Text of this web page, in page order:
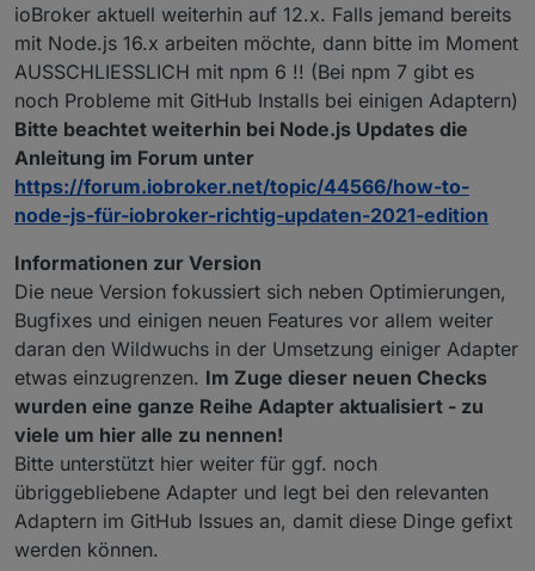
ioBroker aktuell weiterhin auf 12.x. Falls jemand bereits
mit Node.js 16.x arbeiten möchte, dann bitte im Moment
AUSSCHLIESSLICH mit npm 6 !! (Bei npm 7 gibt es
noch Probleme mit GitHub Installs bei einigen Adaptern)
Bitte beachtet weiterhin bei Node.js Updates die
Anleitung im Forum unter
https://forum.iobroker.net/topic/44566/how-to-
node-js-für-iobroker-richtig-updaten-2021-edition
Informationen zur Version
Die neue Version fokussiert sich neben Optimierungen,
Bugfixes und einigen neuen Features vor allem weiter
daran den Wildwuchs in der Umsetzung einiger Adapter
etwas einzugrenzen. Im Zuge dieser neuen Checks
wurden eine ganze Reihe Adapter aktualisiert - zu
viele um hier alle zu nennen!
Bitte unterstützt hier weiter für ggf. noch
übriggebliebene Adapter und legt bei den relevanten
Adaptern im GitHub Issues an, damit diese Dinge gefixt
werden können.